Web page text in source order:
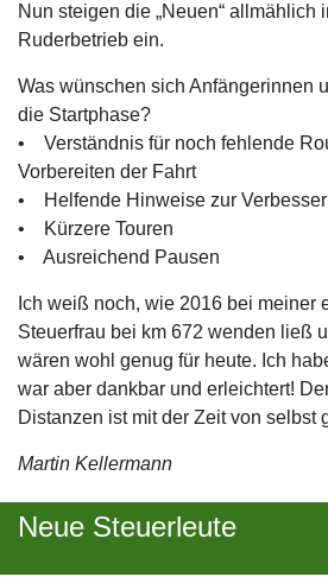
Nun steigen die „Neuen“ allmählich
Ruderbetrieb ein.
Was wünschen sich Anfängerinnen
die Startphase?
• Verständnis für noch fehlende
Vorbereiten der Fahrt
• Helfende Hinweise zur
• Kürzere Touren
• Ausreichend Pausen
Ich weiß noch, wie 2016 bei meiner
Steuerfrau bei km 672 wenden ließ
wären wohl genug für heute. Ich
war aber dankbar und erleichtert!
Distanzen ist mit der Zeit von selbst
Martin Kellermann
Neue Steuerleute